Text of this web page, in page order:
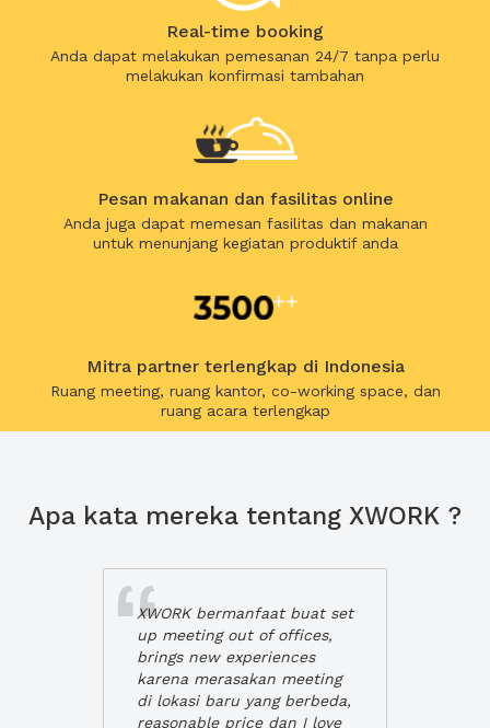
Real-time booking
Anda dapat melakukan pemesanan 24/7 tanpa perlu
melakukan konfirmasi tambahan
Pesan makanan dan fasilitas online
Anda juga dapat memesan fasilitas dan makanan
untuk menunjang kegiatan produktif anda
Mitra partner terlengkap di Indonesia
Ruang meeting, ruang kantor, co-working space, dan
ruang acara terlengkap
Apa kata mereka tentang XWORK ?
XWORK bermanfaat buat set
up meeting out of offices,
brings new experiences
karena merasakan meeting
di lokasi baru yang berbeda,
reasonable price dan I love